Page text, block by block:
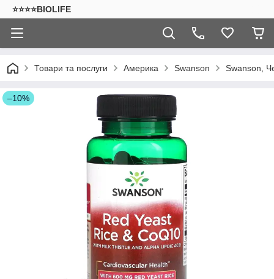
⭐⭐⭐⭐BIOLIFE
Товари та послуги Америка Swanson Swanson,
–10%